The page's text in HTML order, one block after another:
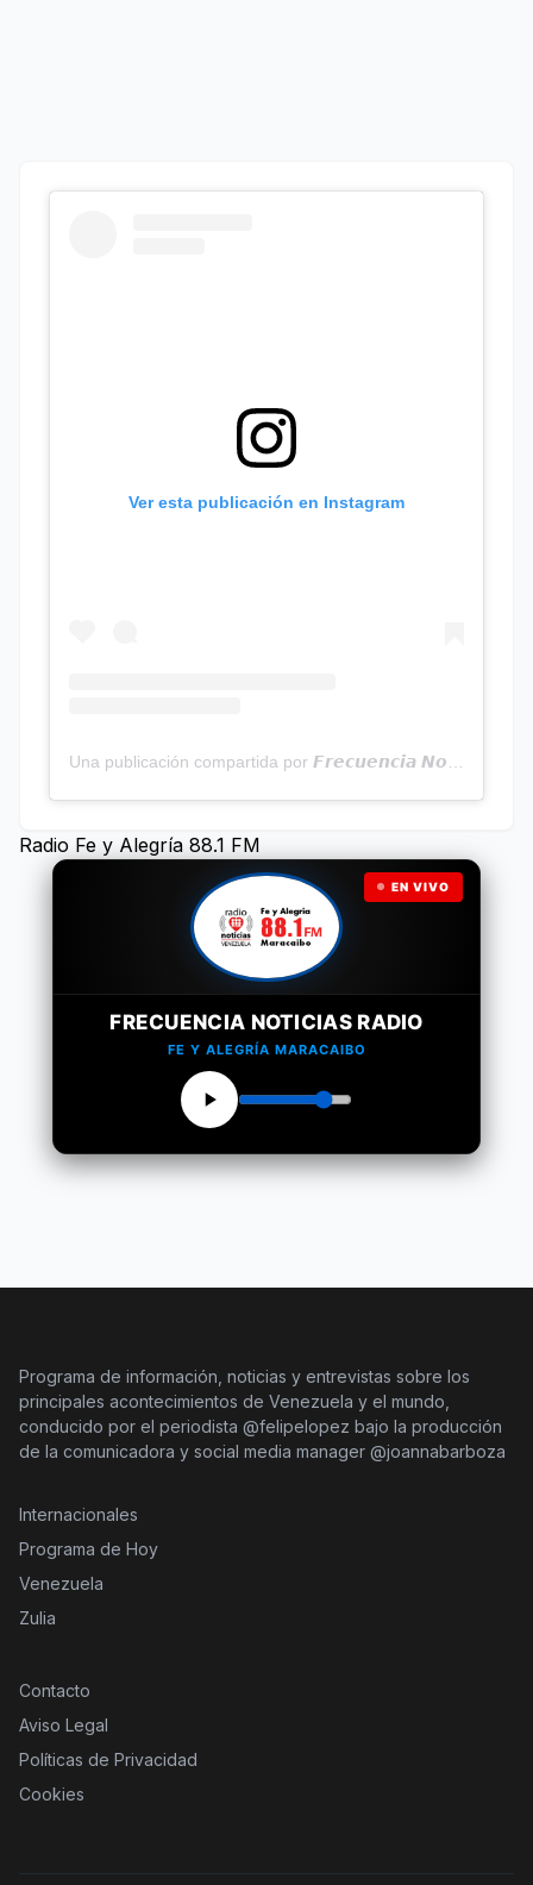
Ver esta publicación en Instagram
Radio Fe y Alegría 88.1 FM
EN VIVO
FRECUENCIA NOTICIAS RADIO
FE Y ALEGRÍA MARACAIBO
Programa de información, noticias y entrevistas sobre los
principales acontecimientos de Venezuela y el mundo,
conducido por el periodista @felipelopez bajo la producción
de la comunicadora y social media manager @joannabarboza
Internacionales
Programa de Hoy
Venezuela
Zulia
Contacto
Aviso Legal
Políticas de Privacidad
Cookies